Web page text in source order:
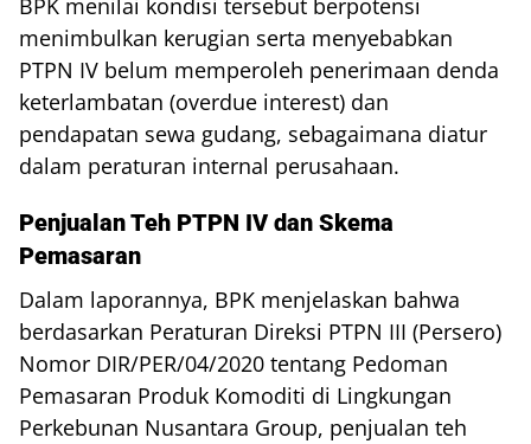
BPK menilai kondisi tersebut berpotensi
menimbulkan kerugian serta menyebabkan
PTPN IV belum memperoleh penerimaan denda
keterlambatan (overdue interest) dan
pendapatan sewa gudang, sebagaimana diatur
dalam peraturan internal perusahaan.
Penjualan Teh PTPN IV dan Skema
Pemasaran
Dalam laporannya, BPK menjelaskan bahwa
berdasarkan Peraturan Direksi PTPN III (Persero)
Nomor DIR/PER/04/2020 tentang Pedoman
Pemasaran Produk Komoditi di Lingkungan
Perkebunan Nusantara Group, penjualan teh